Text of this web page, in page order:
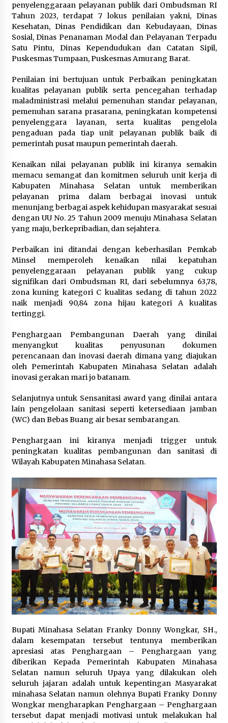
penyelenggaraan pelayanan publik dari Ombudsman RI
Tahun 2023, terdapat 7 lokus penilaian yakni, Dinas
Kesehatan, Dinas Pendidikan dan Kebudayaan, Dinas
Sosial, Dinas Penanaman Modal dan Pelayanan Terpadu
Satu Pintu, Dinas Kependudukan dan Catatan Sipil,
Puskesmas Tumpaan, Puskesmas Amurang Barat.
Penilaian ini bertujuan untuk Perbaikan peningkatan
kualitas pelayanan publik serta pencegahan terhadap
maladministrasi melalui pemenuhan standar pelayanan,
pemenuhan sarana prasarana, peningkatan kompetensi
penyelenggara layanan, serta kualitas pengelola
pengaduan pada tiap unit pelayanan publik baik di
pemerintah pusat maupun pemerintah daerah.
Kenaikan nilai pelayanan publik ini kiranya semakin
memacu semangat dan komitmen seluruh unit kerja di
Kabupaten Minahasa Selatan untuk memberikan
pelayanan prima dalam berbagai inovasi untuk
menunjang berbagai aspek kehidupan masyarakat sesuai
dengan UU No. 25 Tahun 2009 menuju Minahasa Selatan
yang maju, berkepribadian, dan sejahtera.
Perbaikan ini ditandai dengan keberhasilan Pemkab
Minsel memperoleh kenaikan nilai kepatuhan
penyelenggaraan pelayanan publik yang cukup
signifikan dari Ombudsman RI, dari sebelumnya 63,78,
zona kuning kategori C kualitas sedang di tahun 2022
naik menjadi 90,84 zona hijau kategori A kualitas
tertinggi.
Penghargaan Pembangunan Daerah yang dinilai
menyangkut kualitas penyusunan dokumen
perencanaan dan inovasi daerah dimana yang diajukan
oleh Pemerintah Kabupaten Minahasa Selatan adalah
inovasi gerakan mari jo batanam.
Selanjutnya untuk Sensanitasi award yang dinilai antara
lain pengelolaan sanitasi seperti ketersediaan jamban
(WC) dan Bebas Buang air besar sembarangan.
Penghargaan ini kiranya menjadi trigger untuk
peningkatan kualitas pembangunan dan sanitasi di
Wilayah Kabupaten Minahasa Selatan.
Bupati Minahasa Selatan Franky Donny Wongkar, SH.,
dalam kesempatan tersebut tentunya memberikan
apresiasi atas Penghargaan – Penghargaan yang
diberikan Kepada Pemerintah Kabupaten Minahasa
Selatan namun seluruh Upaya yang dilakukan oleh
seluruh jajaran adalah untuk kepentingan Masyarakat
minahasa Selatan namun olehnya Bupati Franky Donny
Wongkar mengharapkan Penghargaan – Penghargaan
tersebut dapat menjadi motivasi untuk melakukan hal